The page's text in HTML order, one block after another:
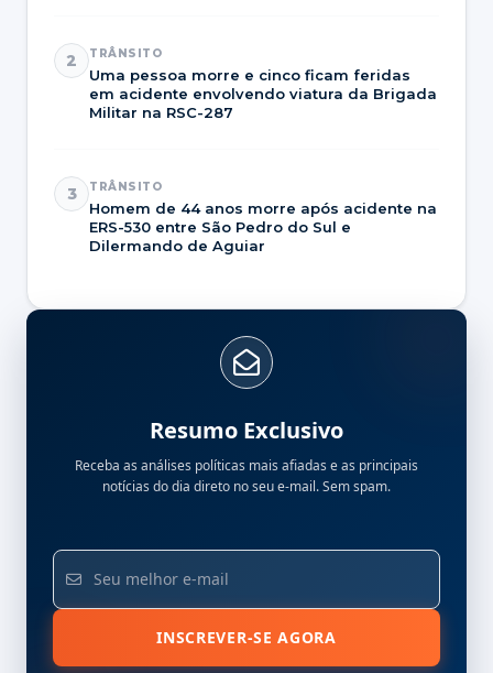
2 TRÂNSITO
Uma pessoa morre e cinco ficam feridas
em acidente envolvendo viatura da Brigada
Militar na RSC-287
3 TRÂNSITO
Homem de 44 anos morre após acidente na
ERS-530 entre São Pedro do Sul e
Dilermando de Aguiar
Resumo Exclusivo
Receba as análises políticas mais afiadas e as principais
notícias do dia direto no seu e-mail. Sem spam.
INSCREVER-SE AGORA